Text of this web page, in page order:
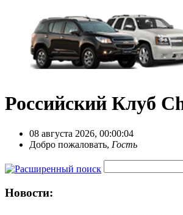
Российский Клуб
08 августа 2026, 00:00:04
Добро пожаловать, Гость
Новости: